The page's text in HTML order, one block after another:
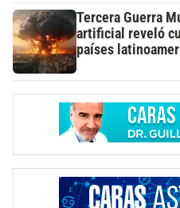
Tercera Guerra
artificial reveló
países